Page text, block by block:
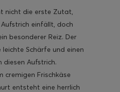
nicht die erste Zutat,
einfällt, doch
besonderer Reiz. Der
Schärfe und einen
diesen Aufstrich.
cremigen Frischkäse
entsteht eine herrlich